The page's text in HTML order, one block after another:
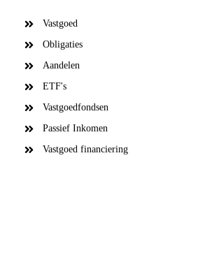
Vastgoed
Obligaties
Aandelen
ETF's
Vastgoedfondsen
Passief Inkomen
Vastgoed financiering